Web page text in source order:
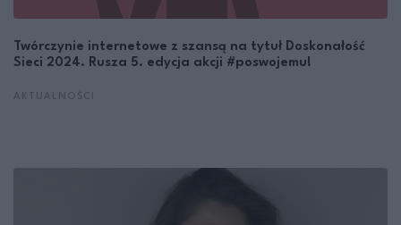
Twórczynie internetowe z szansą na tytuł Doskonałość
Sieci 2024. Rusza 5. edycja akcji #poswojemu!